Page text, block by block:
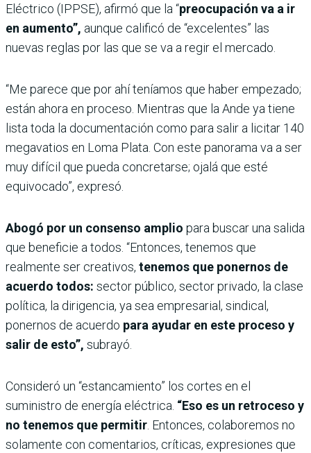
Eléctrico (IPPSE), afirmó que la “preocupación va a ir
en aumento”, aunque calificó de “excelentes” las
nuevas reglas por las que se va a regir el mercado.
“Me parece que por ahí teníamos que haber empezado;
están ahora en proceso. Mientras que la Ande ya tiene
lista toda la documentación como para salir a licitar 140
megavatios en Loma Plata. Con este panorama va a ser
muy difícil que pueda concretarse; ojalá que esté
equivocado”, expresó.
Abogó por un consenso amplio para buscar una salida
que beneficie a todos. “Entonces, tenemos que
realmente ser creativos, tenemos que ponernos de
acuerdo todos: sector público, sector privado, la clase
política, la dirigencia, ya sea empresarial, sindical,
ponernos de acuerdo para ayudar en este proceso y
salir de esto”, subrayó.
Consideró un “estancamiento” los cortes en el
suministro de energía eléctrica. “Eso es un retroceso y
no tenemos que permitir. Entonces, colaboremos no
solamente con comentarios, críticas, expresiones que